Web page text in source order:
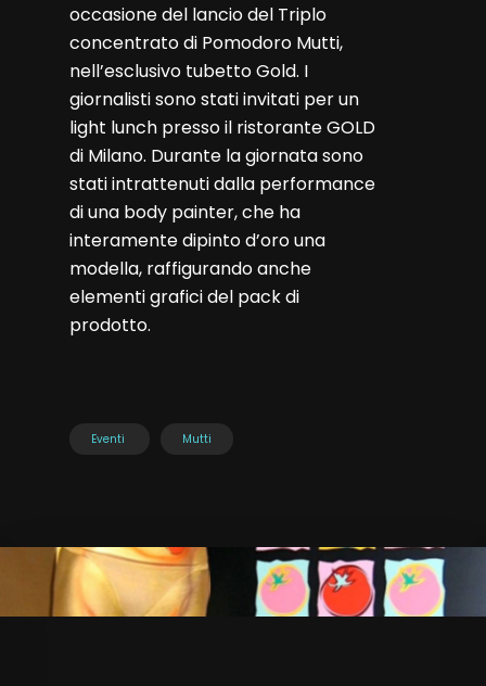
occasione del lancio del Triplo
concentrato di Pomodoro Mutti,
nell’esclusivo tubetto Gold. I
giornalisti sono stati invitati per un
light lunch presso il ristorante GOLD
di Milano. Durante la giornata sono
stati intrattenuti dalla performance
di una body painter, che ha
interamente dipinto d’oro una
modella, raffigurando anche
elementi grafici del pack di
prodotto.
Eventi Mutti